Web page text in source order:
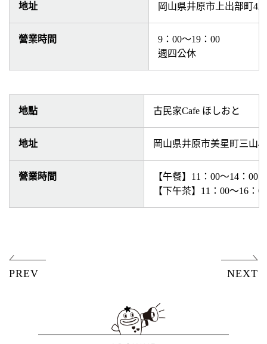
地址 岡山県井原市上出部町
營業時間
9：00～19：00
週四公休
地點 古民家Cafe ほしおと
地址 岡山県井原市美星町三山
營業時間
【午餐】11：00～14：00
【下午茶】11：00～16：00